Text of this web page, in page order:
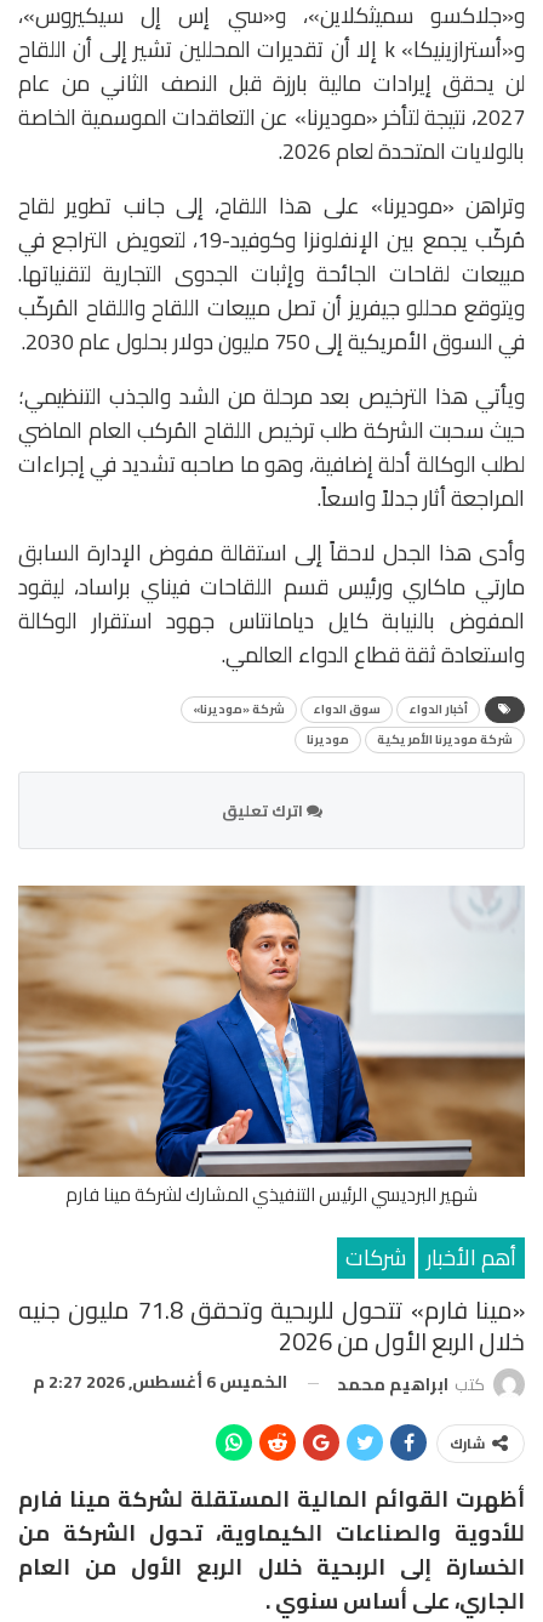
و«جلاكسو سميثكلاين»، و«سي إس إل سيكيروس»،
و«أسترازينيكا» k إلا أن تقديرات المحللين تشير إلى أن اللقاح
لن يحقق إيرادات مالية بارزة قبل النصف الثاني من عام
2027، نتيجة لتأخر «موديرنا» عن التعاقدات الموسمية الخاصة
بالولايات المتحدة لعام 2026.
وتراهن «موديرنا» على هذا اللقاح، إلى جانب تطوير لقاح
مُركّب يجمع بين الإنفلونزا وكوفيد-19، لتعويض التراجع في
مبيعات لقاحات الجائحة وإثبات الجدوى التجارية لتقنياتها.
ويتوقع محللو جيفريز أن تصل مبيعات اللقاح واللقاح المُركّب
في السوق الأمريكية إلى 750 مليون دولار بحلول عام 2030.
ويأتي هذا الترخيص بعد مرحلة من الشد والجذب التنظيمي؛
حيث سحبت الشركة طلب ترخيص اللقاح المُركب العام الماضي
لطلب الوكالة أدلة إضافية، وهو ما صاحبه تشديد في إجراءات
المراجعة أثار جدلاً واسعاً.
وأدى هذا الجدل لاحقاً إلى استقالة مفوض الإدارة السابق
مارتي ماكاري ورئيس قسم اللقاحات فيناي براساد، ليقود
المفوض بالنيابة كايل ديامانتاس جهود استقرار الوكالة
واستعادة ثقة قطاع الدواء العالمي.
أخبار الدواء سوق الدواء
شركة «موديرنا»
شركة موديرنا الأمريكية
موديرنا
اترك تعليق
شهير البرديسي الرئيس التنفيذي المشارك لشركة مينا فارم
أهم الأخبار شركات
«مينا فارم» تتحول للربحية وتحقق 71.8 مليون جنيه
خلال الربع الأول من 2026
كتب ابراهيم محمد الخميس 6 أغسطس, 2026 2:27 م
شارك
أظهرت القوائم المالية المستقلة لشركة مينا فارم
للأدوية والصناعات الكيماوية، تحول الشركة من
الخسارة إلى الربحية خلال الربع الأول من العام
الجاري، على أساس سنوي .